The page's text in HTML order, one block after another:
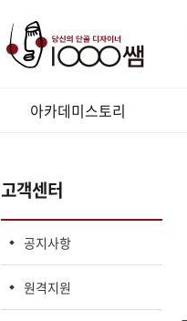
아카데미스토리
고객센터
공지사항
원격지원